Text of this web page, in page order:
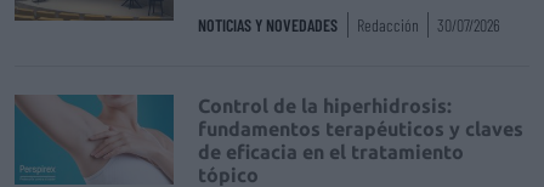
NOTICIAS Y NOVEDADES Redacción 30/07/2026
Control de la hiperhidrosis:
fundamentos terapéuticos y claves
de eficacia en el tratamiento
tópico